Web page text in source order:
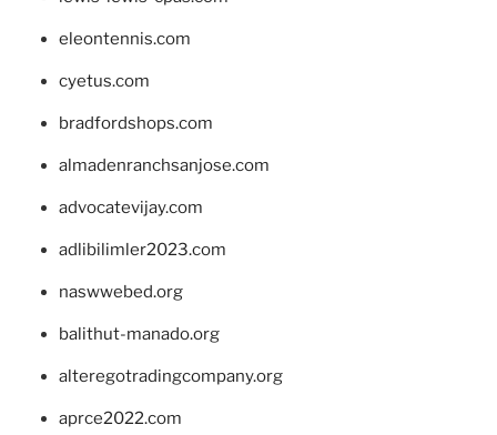
eleontennis.com
cyetus.com
bradfordshops.com
almadenranchsanjose.com
advocatevijay.com
adlibilimler2023.com
naswwebed.org
balithut-manado.org
alteregotradingcompany.org
aprce2022.com